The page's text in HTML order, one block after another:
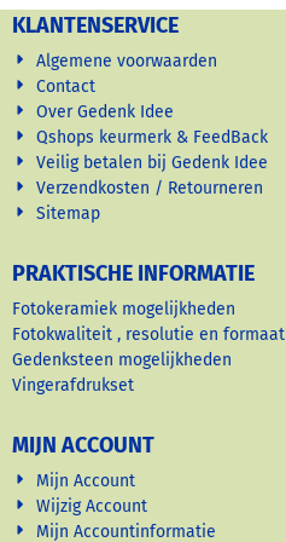
KLANTENSERVICE
Algemene voorwaarden
Contact
Over Gedenk Idee
Qshops keurmerk & FeedBack
Veilig betalen bij Gedenk Idee
Verzendkosten / Retourneren
Sitemap
PRAKTISCHE INFORMATIE
Fotokeramiek mogelijkheden
Fotokwaliteit , resolutie en formaat
Gedenksteen mogelijkheden
Vingerafdrukset
MIJN ACCOUNT
Mijn Account
Wijzig Account
Mijn Accountinformatie